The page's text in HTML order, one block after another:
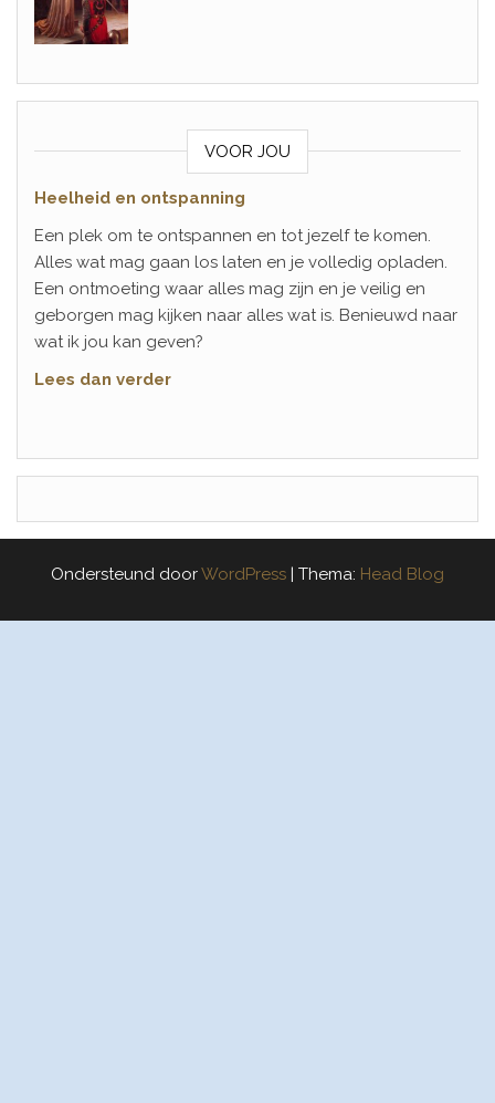
VOOR JOU
Heelheid en ontspanning
Een plek om te ontspannen en tot jezelf te komen.
Alles wat mag gaan los laten en je volledig opladen.
Een ontmoeting waar alles mag zijn en je veilig en
geborgen mag kijken naar alles wat is. Benieuwd naar
wat ik jou kan geven?
Lees dan verder
Ondersteund doorWordPress | Thema: Head Blog